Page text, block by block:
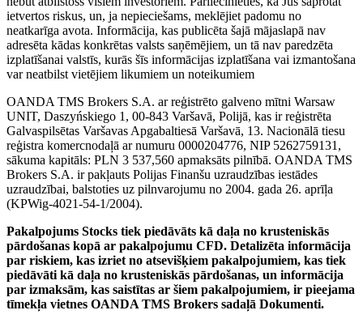
ietvertos riskus, un, ja nepieciešams, meklējiet padomu no
neatkarīga avota. Informācija, kas publicēta šajā mājaslapā nav
adresēta kādas konkrētas valsts saņēmējiem, un tā nav paredzēta
izplatīšanai valstīs, kurās šīs informācijas izplatīšana vai izmantošana
var neatbilst vietējiem likumiem un noteikumiem
OANDA TMS Brokers S.A. ar reģistrēto galveno mītni Warsaw
UNIT, Daszyńskiego 1, 00-843 Varšavā, Polijā, kas ir reģistrēta
Galvaspilsētas Varšavas Apgabaltiesā Varšavā, 13. Nacionālā tiesu
reģistra komercnodaļā ar numuru 0000204776, NIP 5262759131,
sākuma kapitāls: PLN 3 537,560 apmaksāts pilnībā. OANDA TMS
Brokers S.A. ir pakļauts Polijas Finanšu uzraudzības iestādes
uzraudzībai, balstoties uz pilnvarojumu no 2004. gada 26. aprīļa
(KPWig-4021-54-1/2004).
Pakalpojums Stocks tiek piedāvāts kā daļa no krusteniskās
pārdošanas kopā ar pakalpojumu CFD. Detalizēta informācija
par riskiem, kas izriet no atsevišķiem pakalpojumiem, kas tiek
piedāvāti kā daļa no krusteniskās pārdošanas, un informācija
par izmaksām, kas saistītas ar šiem pakalpojumiem, ir pieejama
tīmekļa vietnes OANDA TMS Brokers sadaļā Dokumenti.